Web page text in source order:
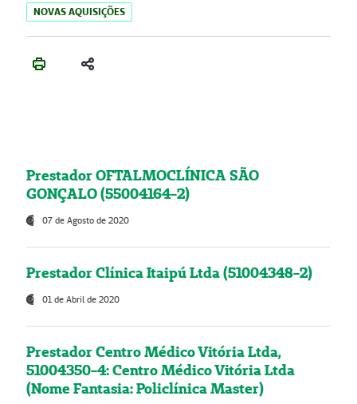
NOVAS AQUISIÇÕES
Prestador OFTALMOCLÍNICA SÃO
GONÇALO (55004164-2)
07 de Agosto de 2020
Prestador Clínica Itaipú Ltda (51004348-2)
01 de Abril de 2020
Prestador Centro Médico Vitória Ltda,
51004350-4: Centro Médico Vitória Ltda
(Nome Fantasia: Policlínica Master)